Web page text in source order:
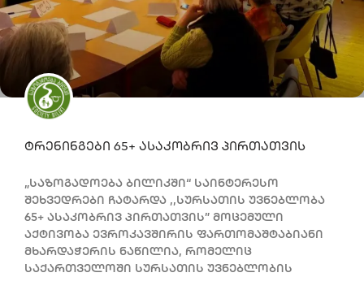
ტრენინგები 65+ ასაკობრივ პირთათვის
„საზოგადოება ბილიკში“ საინტერესო
შეხვედრები ჩატარდა ,,სურსათის უვნებლობა
65+ ასაკობრივ პირთათვის” მოცემული
აქტივობა ევროკავშირის ფართომაშტაბიანი
მხარდაჭერის ნაწილია, რომელიც
საქართველოში სურსათის უვნებლობის